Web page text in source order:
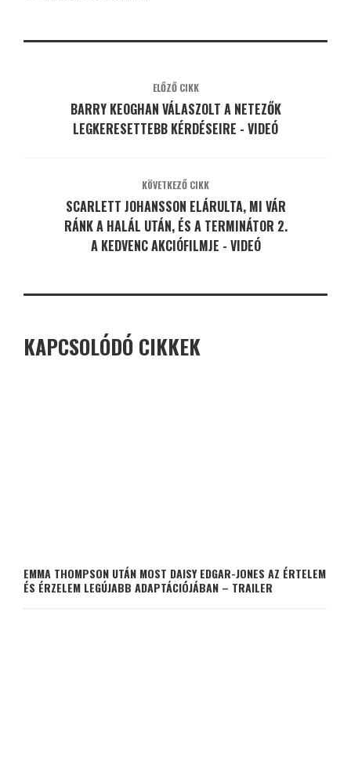
ELŐZŐ CIKK
BARRY KEOGHAN VÁLASZOLT A NETEZŐK
LEGKERESETTEBB KÉRDÉSEIRE - VIDEÓ
KÖVETKEZŐ CIKK
SCARLETT JOHANSSON ELÁRULTA, MI VÁR
RÁNK A HALÁL UTÁN, ÉS A TERMINÁTOR 2.
A KEDVENC AKCIÓFILMJE - VIDEÓ
KAPCSOLÓDÓ CIKKEK
EMMA THOMPSON UTÁN MOST DAISY EDGAR-JONES AZ ÉRTELEM
ÉS ÉRZELEM LEGÚJABB ADAPTÁCIÓJÁBAN – TRAILER